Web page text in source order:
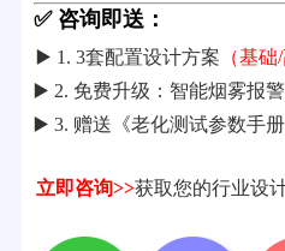
✅ 咨询即送：
▶️ 1. 3套配置设计方案 （基
▶️ 2. 免费升级：智能烟雾报
▶️ 3. 赠送《老化测试参数手
立即咨询>>获取您的行业设